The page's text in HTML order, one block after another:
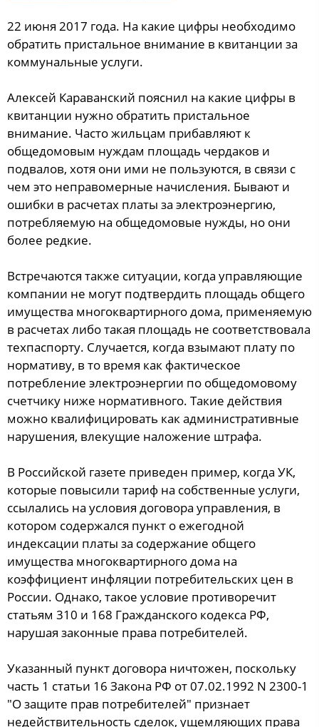
22 июня 2017 года. На какие цифры необходимо
обратить пристальное внимание в квитанции за
коммунальные услуги.
Алексей Караванский пояснил на какие цифры в
квитанции нужно обратить пристальное
внимание. Часто жильцам прибавляют к
общедомовым нуждам площадь чердаков и
подвалов, хотя они ими не пользуются, в связи с
чем это неправомерные начисления. Бывают и
ошибки в расчетах платы за электроэнергию,
потребляемую на общедомовые нужды, но они
более редкие.
Встречаются также ситуации, когда управляющие
компании не могут подтвердить площадь общего
имущества многоквартирного дома, применяемую
в расчетах либо такая площадь не соответствовала
техпаспорту. Случается, когда взымают плату по
нормативу, в то время как фактическое
потребление электроэнергии по общедомовому
счетчику ниже нормативного. Такие действия
можно квалифицировать как административные
нарушения, влекущие наложение штрафа.
В Российской газете приведен пример, когда УК,
которые повысили тариф на собственные услуги,
ссылались на условия договора управления, в
котором содержался пункт о ежегодной
индексации платы за содержание общего
имущества многоквартирного дома на
коэффициент инфляции потребительских цен в
России. Однако, такое условие противоречит
статьям 310 и 168 Гражданского кодекса РФ,
нарушая законные права потребителей.
Указанный пункт договора ничтожен, поскольку
часть 1 статьи 16 Закона РФ от 07.02.1992 N 2300-1
"О защите прав потребителей" признает
недействительность сделок, ущемляющих права